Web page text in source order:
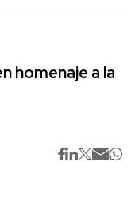
homenaje a la